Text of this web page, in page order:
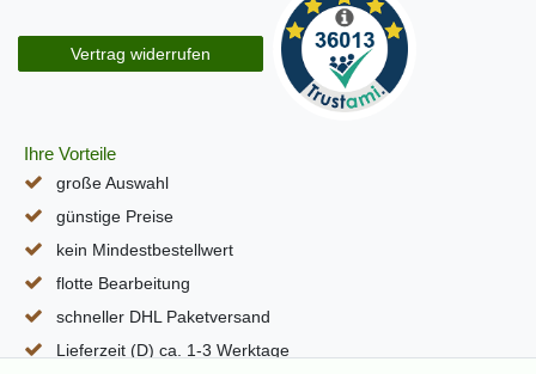
Vertrag widerrufen
Ihre Vorteile
große Auswahl
günstige Preise
kein Mindestbestellwert
flotte Bearbeitung
schneller DHL Paketversand
Lieferzeit (D) ca. 1-3 Werktage